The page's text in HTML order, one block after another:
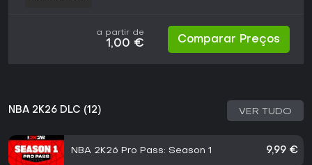
a partir de
1,00 € Comparar Preços
NBA 2K26 DLC (12) VER TUDO
NBA 2K26 Pro Pass: Season 1 9,99 €